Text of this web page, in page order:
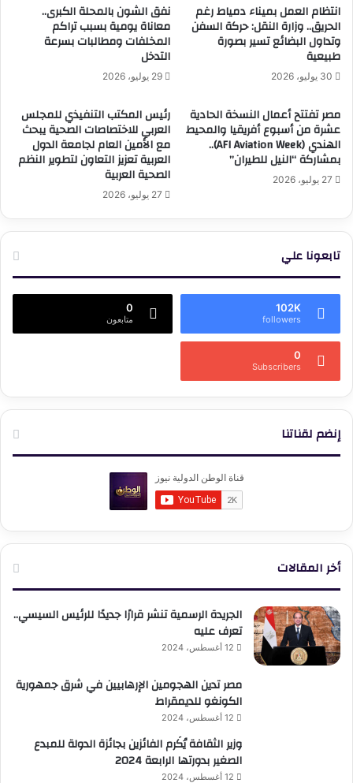
انتظام العمل بميناء دمياط رغم
الحريق.. وزارة النقل: حركة السفن
وتداول البضائع تسير بصورة
طبيعية
30 يوليو، 2026
نفق الشون بالمحلة الكبرى..
معاناة يومية بسبب تراكم
المخلفات ومطالبات بسرعة
التدخل
29 يوليو، 2026
مصر تفتتح أعمال النسخة الحادية
عشرة من أسبوع أفريقيا والمحيط
الهندي (AFI Aviation Week)..
بمشاركة “النيل للطيران”
27 يوليو، 2026
رئيس المكتب التنفيذي للمجلس
العربي للاختصاصات الصحية يبحث
مع الأمين العام لجامعة الدول
العربية تعزيز التعاون لتطوير النظم
الصحية العربية
27 يوليو، 2026
تابعونا علي
102K
followers
0
متابعون
0
Subscribers
إنضم لقناتنا
أخر المقالات
الجريدة الرسمية تنشر قرارًا جديدًا للرئيس السيسي..
تعرف عليه
12 أغسطس، 2024
مصر تدين الهجومين الإرهابيين في شرق جمهورية
الكونغو للديمقراط
12 أغسطس، 2024
وزير الثقافة يُكَرم الفائزين بجائزة الدولة للمبدع
الصغير بدورتها الرابعة 2024
12 أغسطس، 2024